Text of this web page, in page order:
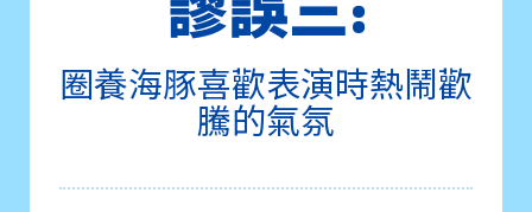
圈養海豚喜歡表演時熱鬧歡
騰的氣氛